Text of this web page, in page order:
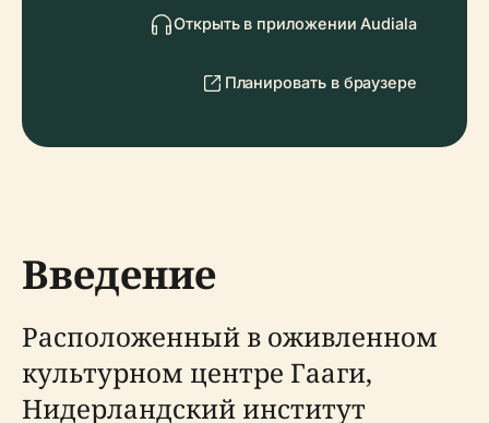
Открыть в приложении Audiala
Планировать в браузере
Введение
Расположенный в оживленном
культурном центре Гааги,
Нидерландский институт